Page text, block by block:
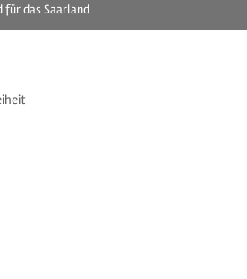
für das Saarland